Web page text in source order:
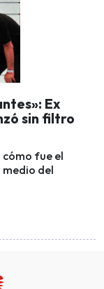
Ex
sin filtro
cómo fue el
medio del